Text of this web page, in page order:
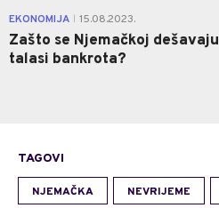
EKONOMIJA 15.08.2023.
Zašto se Njemačkoj dešavaju
talasi bankrota?
TAGOVI
NJEMAČKA NEVRIJEME